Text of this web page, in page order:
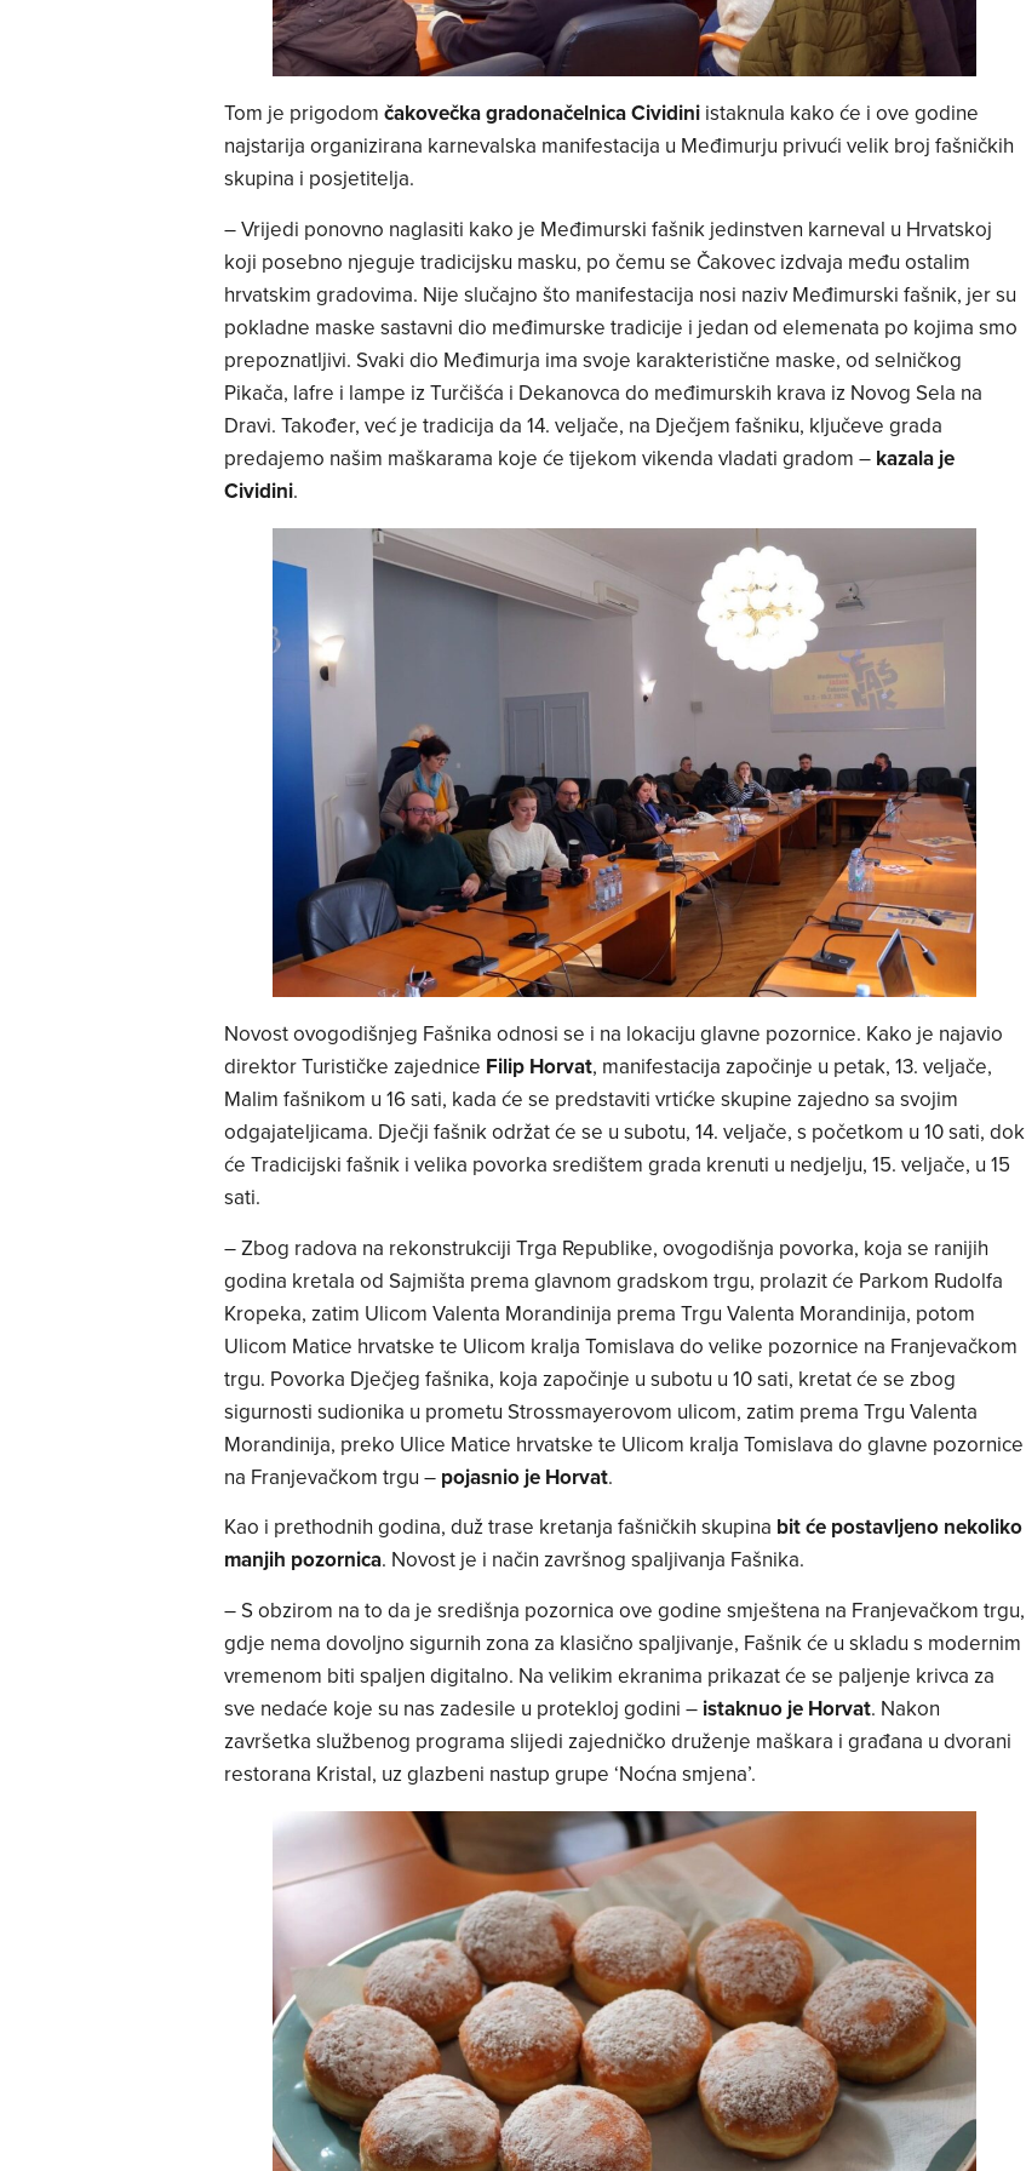
Tom je prigodom čakovečka gradonačelnica Cividiniistaknula kako će i ove godine
najstarija organizirana karnevalska manifestacija u Međimurju privući velik broj fašničkih
skupina i posjetitelja.
– Vrijedi ponovno naglasiti kako je Međimurski fašnik jedinstven karneval u Hrvatskoj
koji posebno njeguje tradicijsku masku, po čemu se Čakovec izdvaja među ostalim
hrvatskim gradovima. Nije slučajno što manifestacija nosi naziv Međimurski fašnik, jer su
pokladne maske sastavni dio međimurske tradicije i jedan od elemenata po kojima smo
prepoznatljivi. Svaki dio Međimurja ima svoje karakteristične maske, od selničkog
Pikača, lafre i lampe iz Turčišća i Dekanovca do međimurskih krava iz Novog Sela na
Dravi. Također, već je tradicija da 14. veljače, na Dječjem fašniku, ključeve grada
predajemo našim maškarama koje će tijekom vikenda vladati gradom – kazala je
Cividini.
Novost ovogodišnjeg Fašnika odnosi se i na lokaciju glavne pozornice. Kako je najavio
direktor Turističke zajednice Filip Horvat, manifestacija započinje u petak, 13. veljače,
Malim fašnikom u 16 sati, kada će se predstaviti vrtićke skupine zajedno sa svojim
odgajateljicama. Dječji fašnik održat će se u subotu, 14. veljače, s početkom u 10 sati, dok
će Tradicijski fašnik i velika povorka središtem grada krenuti u nedjelju, 15. veljače, u 15
sati.
– Zbog radova na rekonstrukciji Trga Republike, ovogodišnja povorka, koja se ranijih
godina kretala od Sajmišta prema glavnom gradskom trgu, prolazit će Parkom Rudolfa
Kropeka, zatim Ulicom Valenta Morandinija prema Trgu Valenta Morandinija, potom
Ulicom Matice hrvatske te Ulicom kralja Tomislava do velike pozornice na Franjevačkom
trgu. Povorka Dječjeg fašnika, koja započinje u subotu u 10 sati, kretat će se zbog
sigurnosti sudionika u prometu Strossmayerovom ulicom, zatim prema Trgu Valenta
Morandinija, preko Ulice Matice hrvatske te Ulicom kralja Tomislava do glavne pozornice
na Franjevačkom trgu – pojasnio je Horvat.
Kao i prethodnih godina, duž trase kretanja fašničkih skupina bit će postavljeno nekoliko
manjih pozornica. Novost je i način završnog spaljivanja Fašnika.
– S obzirom na to da je središnja pozornica ove godine smještena na Franjevačkom trgu,
gdje nema dovoljno sigurnih zona za klasično spaljivanje, Fašnik će u skladu s modernim
vremenom biti spaljen digitalno. Na velikim ekranima prikazat će se paljenje krivca za
sve nedaće koje su nas zadesile u protekloj godini – istaknuo je Horvat. Nakon
završetka službenog programa slijedi zajedničko druženje maškara i građana u dvorani
restorana Kristal, uz glazbeni nastup grupe ‘Noćna smjena’.